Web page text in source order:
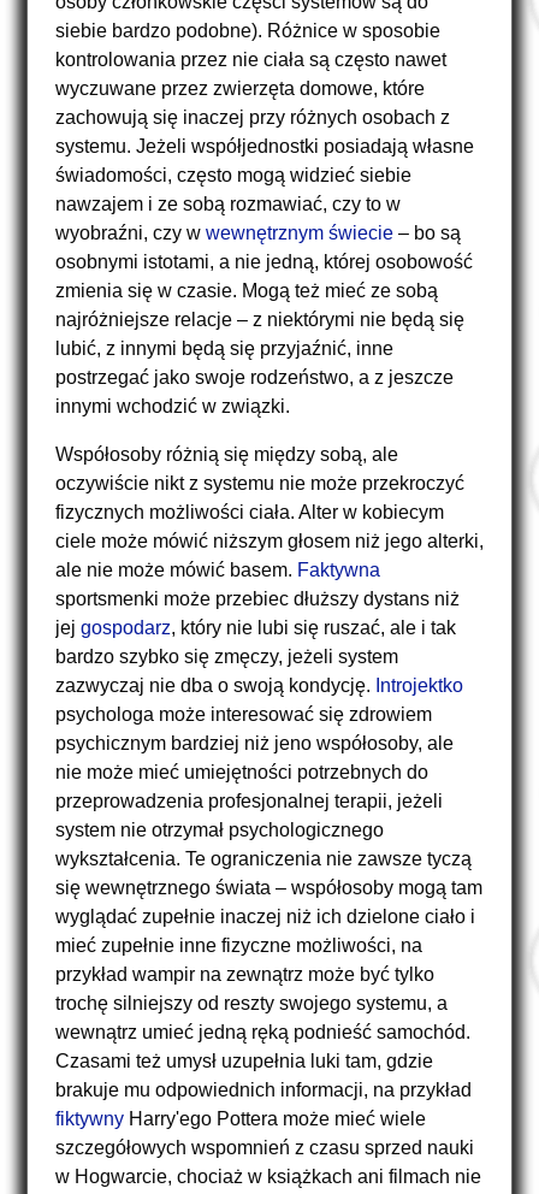
siebie bardzo podobne). Różnice w sposobie
kontrolowania przez nie ciała są często nawet
wyczuwane przez zwierzęta domowe, które
zachowują się inaczej przy różnych osobach z
systemu. Jeżeli współjednostki posiadają własne
świadomości, często mogą widzieć siebie
nawzajem i ze sobą rozmawiać, czy to w
wyobraźni, czy w wewnętrznym świecie– bo są
osobnymi istotami, a nie jedną, której osobowość
zmienia się w czasie. Mogą też mieć ze sobą
najróżniejsze relacje – z niektórymi nie będą się
lubić, z innymi będą się przyjaźnić, inne
postrzegać jako swoje rodzeństwo, a z jeszcze
innymi wchodzić w związki.
Współosoby różnią się między sobą, ale
oczywiście nikt z systemu nie może przekroczyć
fizycznych możliwości ciała. Alter w kobiecym
ciele może mówić niższym głosem niż jego alterki,
ale nie może mówić basem. Faktywna
sportsmenki może przebiec dłuższy dystans niż
jej gospodarz, który nie lubi się ruszać, ale i tak
bardzo szybko się zmęczy, jeżeli system
zazwyczaj nie dba o swoją kondycję. Introjektko
psychologa może interesować się zdrowiem
psychicznym bardziej niż jeno współosoby, ale
nie może mieć umiejętności potrzebnych do
przeprowadzenia profesjonalnej terapii, jeżeli
system nie otrzymał psychologicznego
wykształcenia. Te ograniczenia nie zawsze tyczą
się wewnętrznego świata – współosoby mogą tam
wyglądać zupełnie inaczej niż ich dzielone ciało i
mieć zupełnie inne fizyczne możliwości, na
przykład wampir na zewnątrz może być tylko
trochę silniejszy od reszty swojego systemu, a
wewnątrz umieć jedną ręką podnieść samochód.
Czasami też umysł uzupełnia luki tam, gdzie
brakuje mu odpowiednich informacji, na przykład
fiktywnyHarry'ego Pottera może mieć wiele
szczegółowych wspomnień z czasu sprzed nauki
w Hogwarcie, chociaż w książkach ani filmach nie